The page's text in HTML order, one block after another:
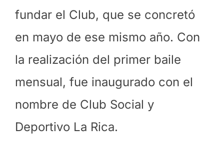
fundar el Club, que se concretó
en mayo de ese mismo año. Con
la realización del primer baile
mensual, fue inaugurado con el
nombre de Club Social y
Deportivo La Rica.